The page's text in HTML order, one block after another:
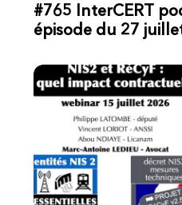
#765 InterCERT
épisode du 27